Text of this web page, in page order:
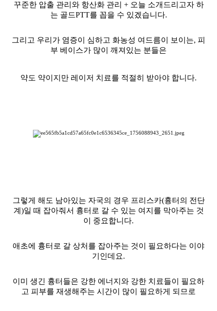
꾸준한 압출 관리와 항산화 관리 + 오늘 소개드리고자 하
는 골드PTT를 꼽을 수 있겠습니다.
그리고 우리가 염증이 심하고 화농성 여드름이 보이는, 피
부 베이스가 많이 깨져있는 분들은
약도 약이지만 레이저 치료를 적절히 받아야 합니다.
그렇게 해도 남아있는 자국의 경우 프리스카(흉터의 전단
계)일 때 잡아줘서 흉터로 갈 수 있는 여지를 막아주는 것
이 중요합니다.
애초에 흉터로 갈 상처를 잡아주는 것이 필요하다는 이야
기인데요.
이미 생긴 흉터들은 강한 에너지와 강한 치료들이 필요하
고 피부를 재생해주는 시간이 많이 필요하게 되므로